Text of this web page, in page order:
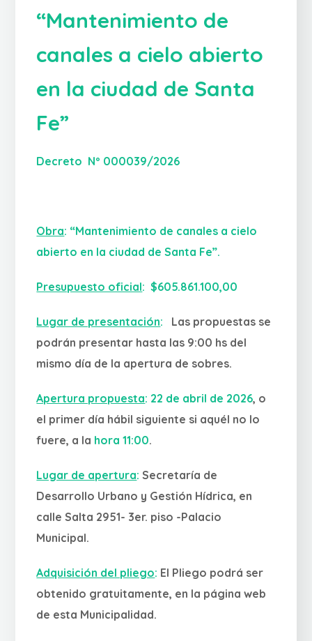
“Mantenimiento de
canales a cielo abierto
en la ciudad de Santa
Fe”
Decreto Nº 000039/2026
Obra: “Mantenimiento de canales a cielo
abierto en la ciudad de Santa Fe”.
Presupuesto oficial: $605.861.100,00
Lugar de presentación: Las propuestas se
podrán presentar hasta las 9:00 hs del
mismo día de la apertura de sobres.
Apertura propuesta: 22 de abril de 2026, o
el primer día hábil siguiente si aquél no lo
fuere, a la hora 11:00.
Lugar de apertura: Secretaría de
Desarrollo Urbano y Gestión Hídrica, en
calle Salta 2951- 3er. piso -Palacio
Municipal.
Adquisición del pliego: El Pliego podrá ser
obtenido gratuitamente, en la página web
de esta Municipalidad.